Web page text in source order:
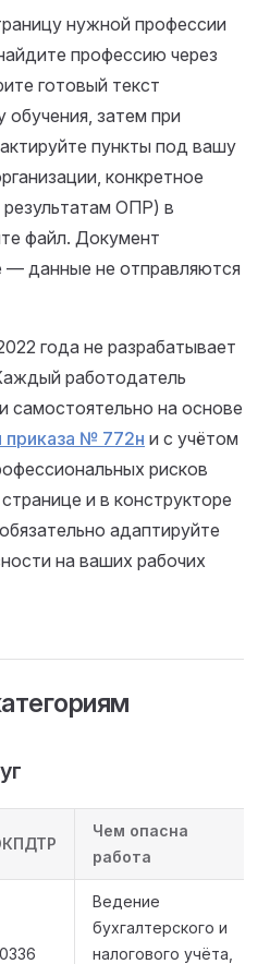
нужной профессии
профессию через
готовый текст
обучения, затем при
пункты под вашу
конкретное
ОПР) в
файл. Документ
— данные не отправляются
года не разрабатывает
работодатель
самостоятельно на основе
приказа № 772н и с учётом
рисков
и в конструкторе
адаптируйте
на ваших рабочих
Чем опасна
работа
Ведение
бухгалтерского и
налогового учёта,